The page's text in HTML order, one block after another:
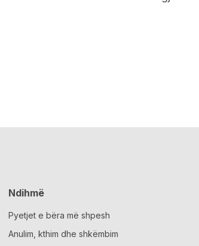
Ndihmë
Pyetjet e bëra më shpesh
Anulim, kthim dhe shkëmbim